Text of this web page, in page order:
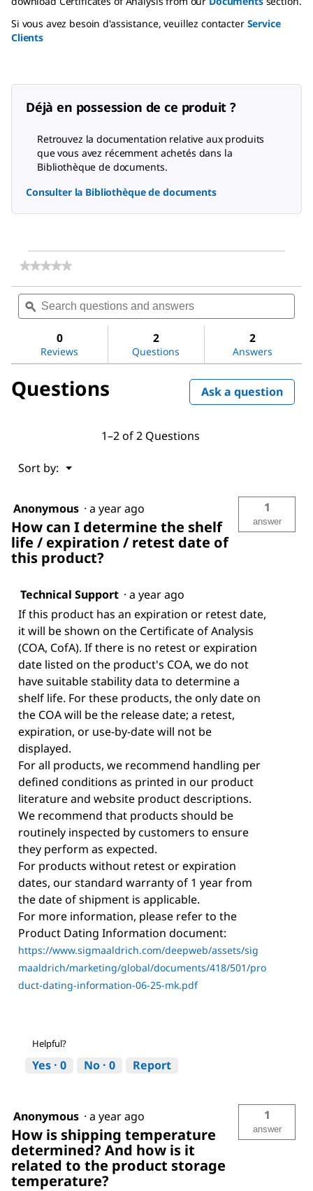
Si vous avez besoin d'assistance, veuillez contacter Service
Clients
Déjà en possession de ce produit ?
Retrouvez la documentation relative aux produits
que vous avez récemment achetés dans la
Bibliothèque de documents.
Consulter la Bibliothèque de documents
★★★★★
★★★★★
rating
value
for
sulfate
Search
questions
and
ϙ
0
Reviews
2
Questions
2
Answers
Questions Ask a question
1–2 of 2 Questions
Sort by: ▼
Menu
Anonymous · a year ago
How can I determine the shelf
life / expiration / retest date of
this product?
1
answer
Technical Support · a year ago
If this product has an expiration or retest date,
it will be shown on the Certificate of Analysis
(COA, CofA). If there is no retest or expiration
date listed on the product's COA, we do not
have suitable stability data to determine a
shelf life. For these products, the only date on
the COA will be the release date; a retest,
expiration, or use-by-date will not be
displayed.
For all products, we recommend handling per
defined conditions as printed in our product
literature and website product descriptions.
We recommend that products should be
routinely inspected by customers to ensure
they perform as expected.
For products without retest or expiration
dates, our standard warranty of 1 year from
the date of shipment is applicable.
For more information, please refer to the
Product Dating Information document:
https://www.sigmaaldrich.com/deepweb/assets/sig
maaldrich/marketing/global/documents/418/501/pro
duct-dating-information-06-25-mk.pdf
Helpful?
Yes · 0 No · 0 Report
Anonymous · a year ago
How is shipping temperature
determined? And how is it
related to the product storage
temperature?
1
answer